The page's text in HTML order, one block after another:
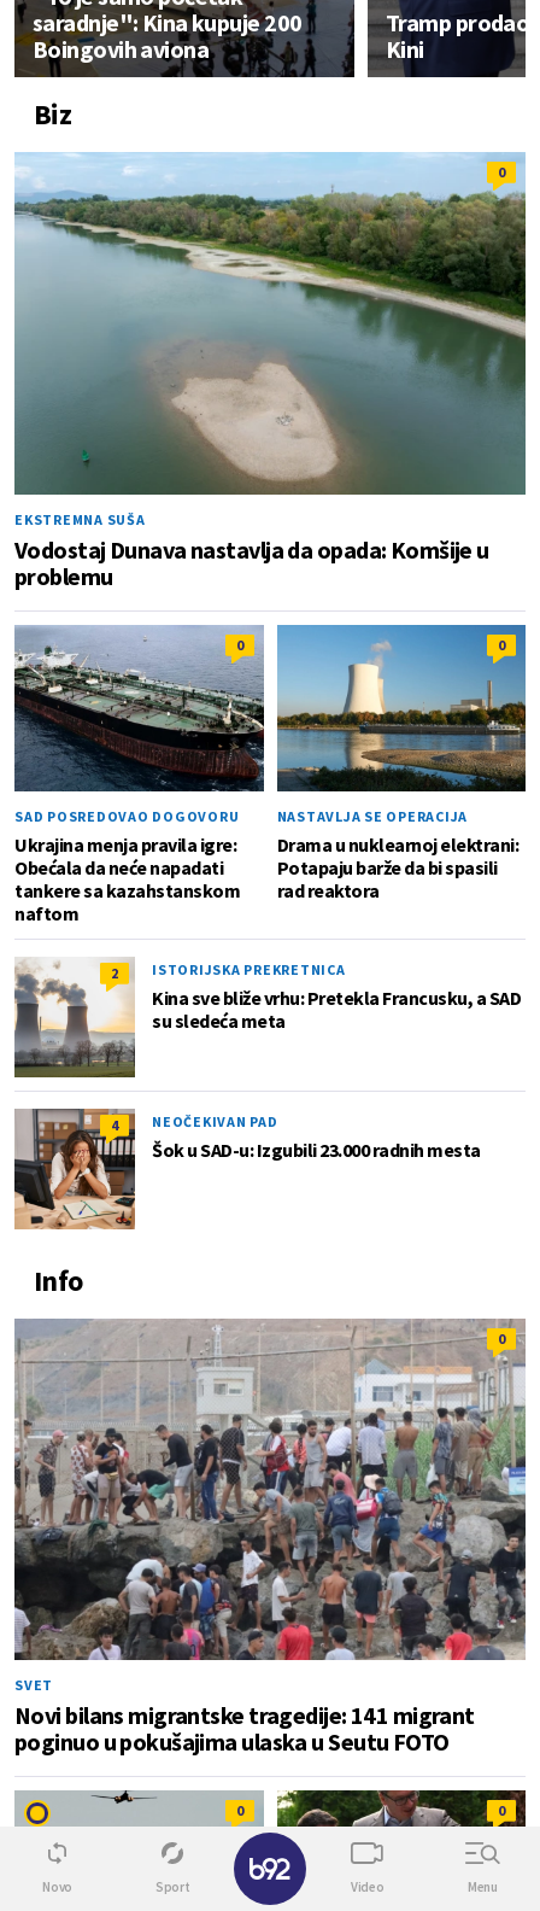
saradnje": Kina kupuje 200
Boingovih aviona
Tramp prodao
Kini
Biz
0
EKSTREMNA SUŠA
Vodostaj Dunava nastavlja da opada: Komšije u
problemu
0
SAD POSREDOVAO DOGOVORU
Ukrajina menja pravila igre:
Obećala da neće napadati
tankere sa kazahstanskom
naftom
0
NASTAVLJA SE OPERACIJA
Drama u nuklearnoj elektrani:
Potapaju barže da bi spasili
rad reaktora
2 ISTORIJSKA PREKRETNICA
Kina sve bliže vrhu: Pretekla Francusku, a SAD
su sledeća meta
4 NEOČEKIVAN PAD
Šok u SAD-u: Izgubili 23.000 radnih mesta
Info
0
SVET
Novi bilans migrantske tragedije: 141 migrant
poginuo u pokušajima ulaska u Seutu FOTO
0 0
Novo Sport Video Menu
✕